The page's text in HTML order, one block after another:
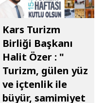
Kars Turizm
Birliği Başkanı
Halit Özer : "​​​​​​​
Turizm, gülen yüz
ve içtenlik ile
büyür, samimiyet